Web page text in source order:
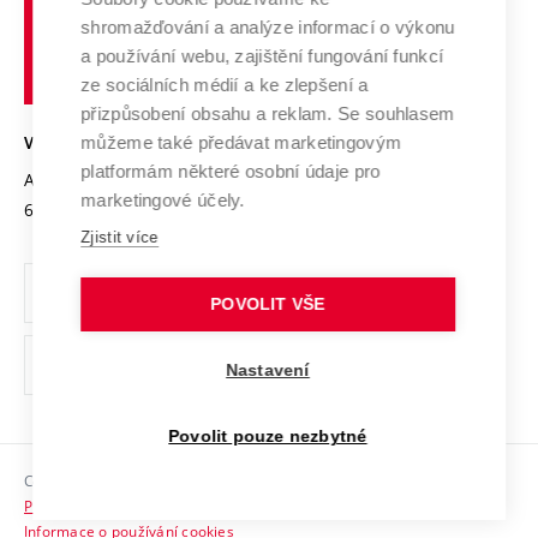
Výzkumné infrastruktury
Transfer znalostí
Open Science
Projekty
Projekty ze strukturálních fondů
Specifický výzkum
Mezinárodní dohody
Univerzitní sítě
Udržitelná univerzita
Podnikavá univerzita / ContriBUTe
Bezpečná univerzita
Vyznamenání
Organizační struktura
Ochrana osobních údajů
odkaz)
Sociální bezpečí
HR Award
učení
technické
Brně
VYSOKÉ UČENÍ TECHNICKÉ V BRNĚ
Antonínská 548/1
602 00 Brno
www.vut.cz
vut@vutbr.cz
Copyright © 2026 VUT
Prohlášení o přístupnosti
Informace o používání cookies
shromažďování a analýze informací o výkonu
a používání webu, zajištění fungování funkcí
ze sociálních médií a ke zlepšení a
přizpůsobení obsahu a reklam. Se souhlasem
můžeme také předávat marketingovým
platformám některé osobní údaje pro
marketingové účely.
Zjistit více
POVOLIT VŠE
Nastavení
Povolit pouze nezbytné